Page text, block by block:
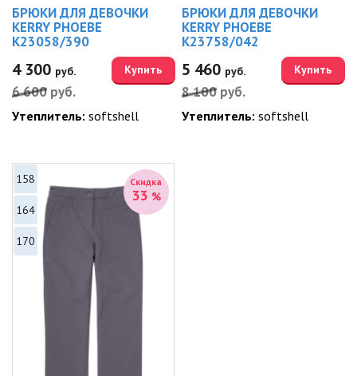
БРЮКИ ДЛЯ ДЕВОЧКИ
KERRY PHOEBE
K23058/390
4 300 руб.
6 600 руб.
Купить
Утеплитель:softshell
БРЮКИ ДЛЯ ДЕВОЧКИ
KERRY PHOEBE
K23758/042
5 460 руб.
8 100 руб.
Купить
Утеплитель:softshell
Скидка
33 %
158
164
170